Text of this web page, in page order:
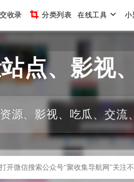
收录 分类列表 在线工具 小
点、影视
源、影视、吃瓜、交